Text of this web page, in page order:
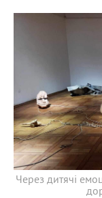
Через дитячі